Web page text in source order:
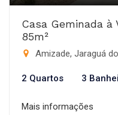
Casa Geminada
85m²
Amizade, Jaraguá
2 Quartos 3
Mais informações